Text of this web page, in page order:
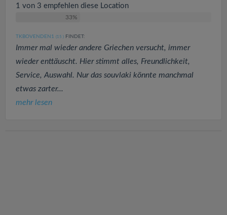
1 von 3 empfehlen diese Location
33%
TKBOVENDEN1 (15 ) FINDET:
Immer mal wieder andere Griechen versucht, immer
wieder enttäuscht. Hier stimmt alles, Freundlichkeit,
Service, Auswahl. Nur das souvlaki könnte manchmal
etwas zarter...
mehr lesen